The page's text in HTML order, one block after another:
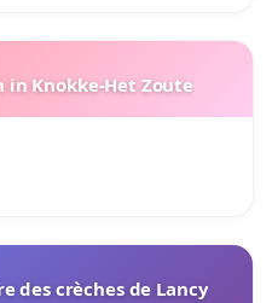
in Knokke-Het Zoute
des crèches de Lancy